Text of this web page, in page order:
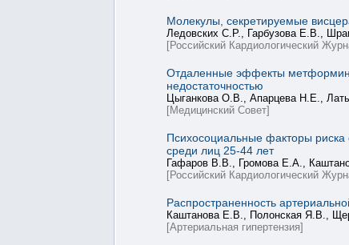
Молекулы, секретируемые
Ледовских С.Р., Гарбузова Е.В.,
[Российский Кардиологический
Отдаленные эффекты
недостаточностью
Цыганкова О.В., Апарцева Н.Е.,
[Медицинский Совет]
Психосоциальные факторы
среди лиц 25-44 лет
Гафаров В.В., Громова Е.А.,
[Российский Кардиологический
Распространенность
Каштанова Е.В., Полонская Я.В.,
[Артериальная гипертензия]